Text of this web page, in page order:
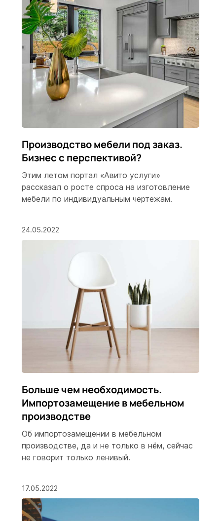
Производство мебели под заказ.
Бизнес с перспективой?
Этим летом портал «Авито услуги»
рассказал о росте спроса на изготовление
мебели по индивидуальным чертежам.
24.05.2022
Больше чем необходимость.
Импортозамещение в мебельном
производстве
Об импортозамещении в мебельном
производстве, да и не только в нём, сейчас
не говорит только ленивый.
17.05.2022